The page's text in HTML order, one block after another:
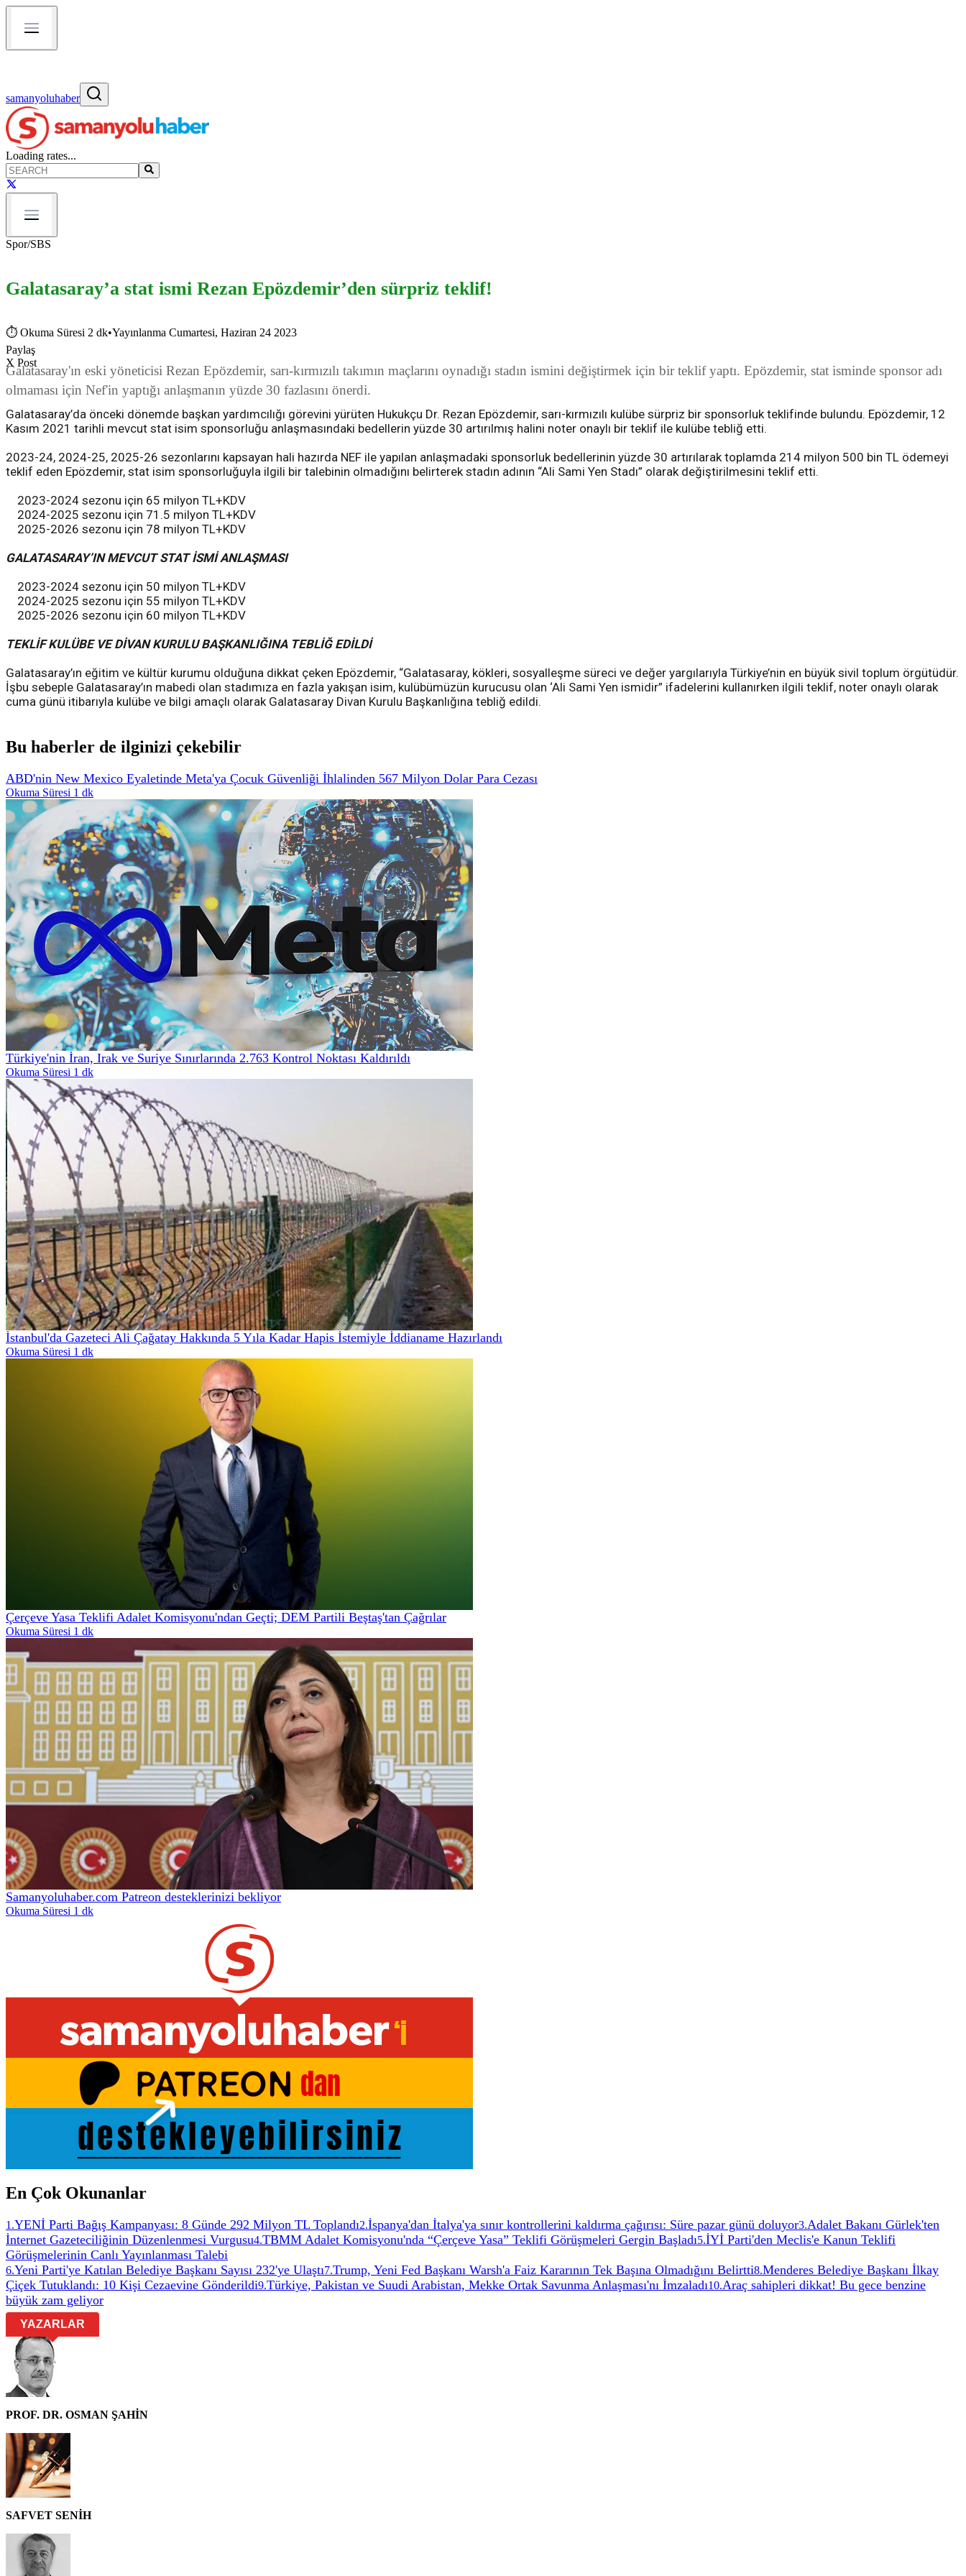
samanyoluhaber
Loading rates...
Spor/SBS
Galatasaray’a stat ismi Rezan Epözdemir’den sürpriz teklif!
⏱ Okuma Süresi 2 dk•Yayınlanma Cumartesi, Haziran 24 2023
Paylaş
X Post
Galatasaray'ın eski yöneticisi Rezan Epözdemir, sarı-kırmızılı takımın maçlarını oynadığı stadın ismini değiştirmek için bir teklif yaptı. Epözdemir, stat isminde sponsor adı
olmaması için Nef'in yaptığı anlaşmanın yüzde 30 fazlasını önerdi.
Galatasaray’da önceki dönemde başkan yardımcılığı görevini yürüten Hukukçu Dr. Rezan Epözdemir, sarı-kırmızılı kulübe sürpriz bir sponsorluk teklifinde bulundu. Epözdemir, 12
Kasım 2021 tarihli mevcut stat isim sponsorluğu anlaşmasındaki bedellerin yüzde 30 artırılmış halini noter onaylı bir teklif ile kulübe tebliğ etti.
2023-24, 2024-25, 2025-26 sezonlarını kapsayan hali hazırda NEF ile yapılan anlaşmadaki sponsorluk bedellerinin yüzde 30 artırılarak toplamda 214 milyon 500 bin TL ödemeyi
teklif eden Epözdemir, stat isim sponsorluğuyla ilgili bir talebinin olmadığını belirterek stadın adının “Ali Sami Yen Stadı” olarak değiştirilmesini teklif etti.
2023-2024 sezonu için 65 milyon TL+KDV
2024-2025 sezonu için 71.5 milyon TL+KDV
2025-2026 sezonu için 78 milyon TL+KDV
GALATASARAY’IN MEVCUT STAT İSMİ ANLAŞMASI
2023-2024 sezonu için 50 milyon TL+KDV
2024-2025 sezonu için 55 milyon TL+KDV
2025-2026 sezonu için 60 milyon TL+KDV
TEKLİF KULÜBE VE DİVAN KURULU BAŞKANLIĞINA TEBLİĞ EDİLDİ
Galatasaray’ın eğitim ve kültür kurumu olduğuna dikkat çeken Epözdemir, “Galatasaray, kökleri, sosyalleşme süreci ve değer yargılarıyla Türkiye’nin en büyük sivil toplum örgütüdür.
İşbu sebeple Galatasaray’ın mabedi olan stadımıza en fazla yakışan isim, kulübümüzün kurucusu olan ‘Ali Sami Yen ismidir” ifadelerini kullanırken ilgili teklif, noter onaylı olarak
cuma günü itibarıyla kulübe ve bilgi amaçlı olarak Galatasaray Divan Kurulu Başkanlığına tebliğ edildi.
Bu haberler de ilginizi çekebilir
ABD'nin New Mexico Eyaletinde Meta'ya Çocuk Güvenliği İhlalinden 567 Milyon Dolar Para Cezası
Okuma Süresi 1 dk
Türkiye'nin İran, Irak ve Suriye Sınırlarında 2.763 Kontrol Noktası Kaldırıldı
Okuma Süresi 1 dk
İstanbul'da Gazeteci Ali Çağatay Hakkında 5 Yıla Kadar Hapis İstemiyle İddianame Hazırlandı
Okuma Süresi 1 dk
Çerçeve Yasa Teklifi Adalet Komisyonu'ndan Geçti; DEM Partili Beştaş'tan Çağrılar
Okuma Süresi 1 dk
Samanyoluhaber.com Patreon desteklerinizi bekliyor
Okuma Süresi 1 dk
En Çok Okunanlar
1 .YENİ Parti Bağış Kampanyası: 8 Günde 292 Milyon TL Toplandı2.İspanya'dan İtalya'ya sınır kontrollerini kaldırma çağırısı: Süre pazar günü doluyor3.Adalet Bakanı Gürlek'ten
İnternet Gazeteciliğinin Düzenlenmesi Vurgusu4.TBMM Adalet Komisyonu'nda “Çerçeve Yasa” Teklifi Görüşmeleri Gergin Başladı5.İYİ Parti'den Meclis'e Kanun Teklifi
Görüşmelerinin Canlı Yayınlanması Talebi
6.Yeni Parti'ye Katılan Belediye Başkanı Sayısı 232'ye Ulaştı7.Trump, Yeni Fed Başkanı Warsh'a Faiz Kararının Tek Başına Olmadığını Belirtti8.Menderes Belediye Başkanı İlkay
Çiçek Tutuklandı: 10 Kişi Cezaevine Gönderildi9.Türkiye, Pakistan ve Suudi Arabistan, Mekke Ortak Savunma Anlaşması'nı İmzaladı10.Araç sahipleri dikkat! Bu gece benzine
büyük zam geliyor
YAZARLAR
PROF. DR. OSMAN ŞAHİN
SAFVET SENİH